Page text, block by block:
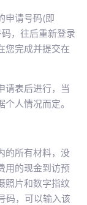
申请号码(即
，往后重新登录
您完成并提交在
请表后进行，当
人情况而定。
的所有材料，没
用的现金到访预
照片和数字指纹
码，可以输入该